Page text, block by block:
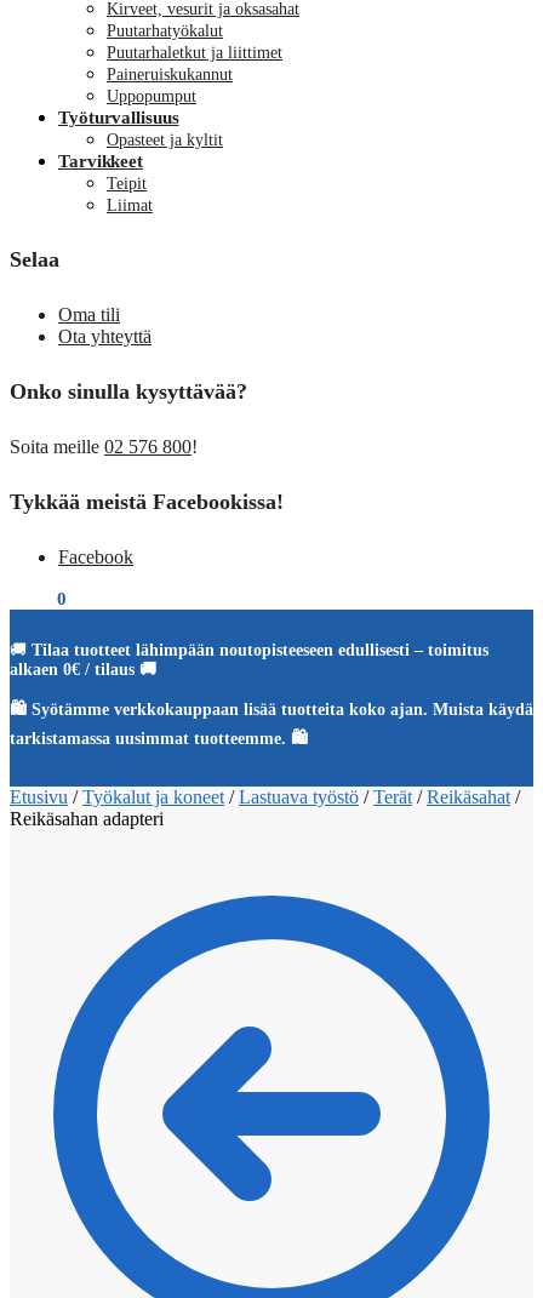
Kirveet, vesurit ja oksasahat
Puutarhatyökalut
Puutarhaletkut ja liittimet
Paineruiskukannut
Uppopumput
Työturvallisuus
Opasteet ja kyltit
Tarvikkeet
Teipit
Liimat
Selaa
Oma tili
Ota yhteyttä
Onko sinulla kysyttävää?
Soita meille 02 576 800!
Tykkää meistä Facebookissa!
Facebook
0
🚚 Tilaa tuotteet lähimpään noutopisteeseen edullisesti – toimitus
alkaen 0€ / tilaus 🚚
🛍️ Syötämme verkkokauppaan lisää tuotteita koko ajan. Muista käydä
tarkistamassa uusimmat tuotteemme. 🛍️
Etusivu /Työkalut ja koneet /Lastuava työstö /Terät /Reikäsahat /
Reikäsahan adapteri